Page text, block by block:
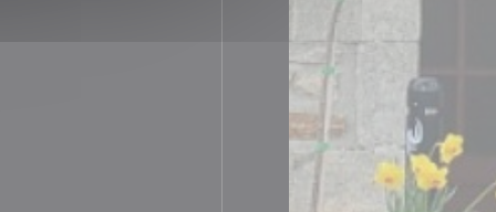
venster))
venster))